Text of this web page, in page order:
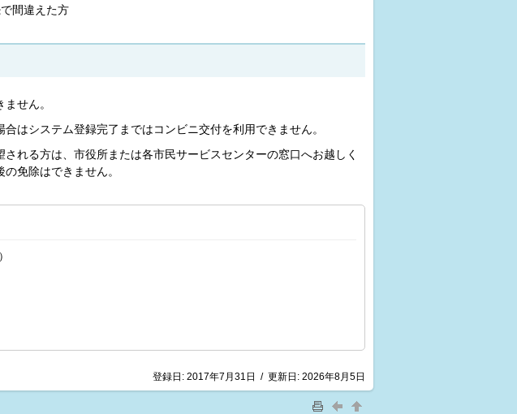
間違えた方
せん。
はシステム登録完了まではコンビニ交付を利用できません。
れる方は、市役所または各市民サービスセンターの窓口へお越しく
免除はできません。
登録日: 2017年7月31日 / 更新日: 2026年8月5日